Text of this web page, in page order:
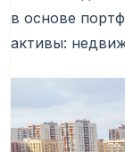
в основе
активы: